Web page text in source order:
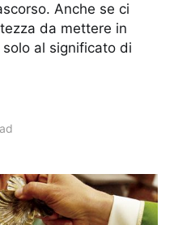
Anche se ci
da mettere in
al significato di